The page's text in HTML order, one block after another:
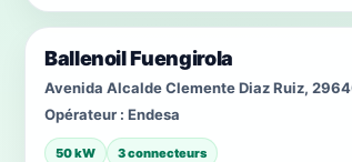
Ballenoil Fuengirola
Avenida Alcalde Clemente Diaz Ruiz,
Opérateur : Endesa
50 kW
3 connecteurs